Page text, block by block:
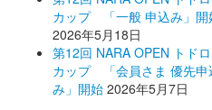
カップ 「一般 申込み」開
2026年5月18日
第12回 NARA OPEN トド
カップ 「会員さま 優先申
み」開始 2026年5月7日